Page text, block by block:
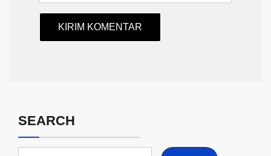
SEARCH